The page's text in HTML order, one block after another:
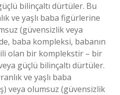
bilinçaltı dürtüler. Bu
ve yaşlı baba figürlerine
(güvensizlik veya
baba kompleksi, babanın
olan bir komplekstir – bir
güçlü bilinçaltı dürtüler.
ve yaşlı baba
veya olumsuz (güvensizlik